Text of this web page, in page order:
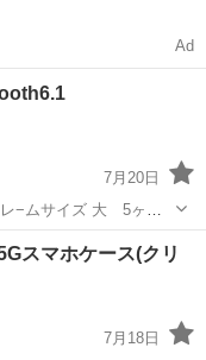
Ad
7月20日
−ムサイズ 大 5ヶ月
時にサングラス代わり
せん。カメラ付 電話
スマホケース(クリ
7月18日